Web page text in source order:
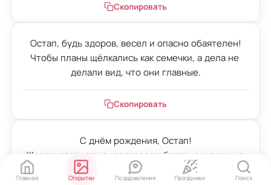
Скопировать
Остап, будь здоров, весел и опасно обаятелен!
Чтобы планы щёлкались как семечки, а дела не
делали вид, что они главные.
Скопировать
С днём рождения, Остап!
Желаю зарплату с характером богатыря, отдых с
размахом курорта и понедельники покороче.
Главная Открытки Поздравления Праздники Поиск